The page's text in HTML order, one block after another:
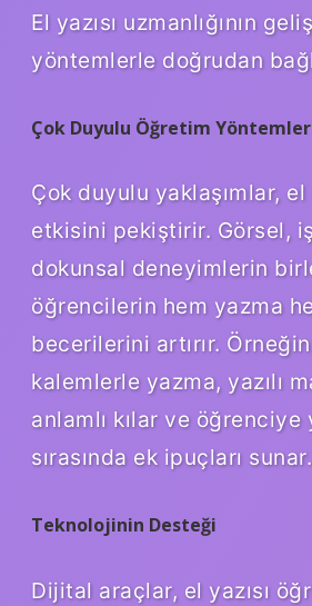
El yazısı uzmanlığının
yöntemlerle doğrudan
Çok Duyulu Öğretim
Çok duyulu yaklaşımlar, el
etkisini pekiştirir. Görsel,
dokunsal deneyimlerin
öğrencilerin hem yazma
becerilerini artırır.
kalemlerle yazma, yazılı
anlamlı kılar ve öğrenciye
sırasında ek ipuçları sunar.
Teknolojinin Desteği
Dijital araçlar, el yazısı